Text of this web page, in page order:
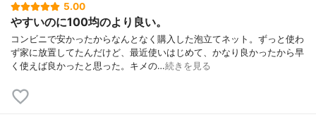
5.00
やすいのに100均のより良い。
コンビニで安かったからなんとなく購入した泡立てネット。ずっと使わ
ず家に放置してたんだけど、最近使いはじめて、かなり良かったから早
く使えば良かったと思った。キメの…続きを見る